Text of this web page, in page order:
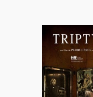
Triptyque